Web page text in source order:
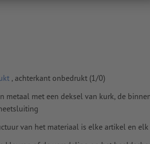
, achterkant onbedrukt (1/0)
metaal met een deksel van kurk, de
van het materiaal is elke artikel en